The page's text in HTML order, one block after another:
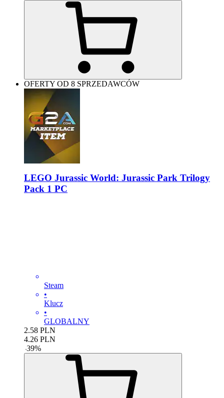
OFERTY OD 8 SPRZEDAWCÓW
LEGO Jurassic World: Jurassic Park Trilogy
Pack 1 PC
Steam
•
Klucz
•
GLOBALNY
2.58 PLN
4.26 PLN
-39%